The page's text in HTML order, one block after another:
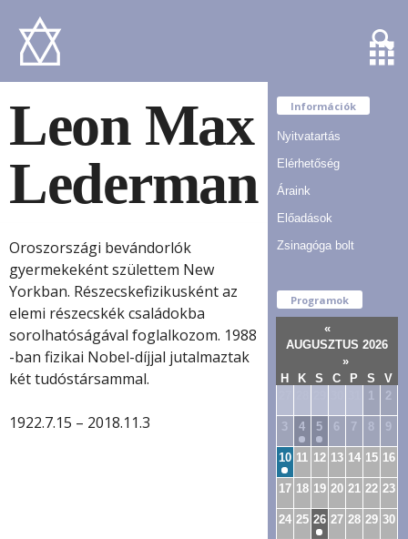
Leon Max
Lederman
Oroszországi bevándorlók
gyermekeként születtem New
Yorkban. Részecskefizikusként az
elemi részecskék családokba
sorolhatóságával foglalkozom. 1988
-ban fizikai Nobel-díjjal jutalmaztak
két tudóstársammal.
1922.7.15 – 2018.11.3
Információk
Nyitvatartás
Elérhetőség
Áraink
Előadások
Zsinagóga bolt
Programok
«
AUGUSZTUS 2026
»
H
K S C P S
V
2
3 4 5 6 7 8 9
10 11 12 13 14 15 16
17 18 19 20 21 22 23
24 25 26 27 28 29 30